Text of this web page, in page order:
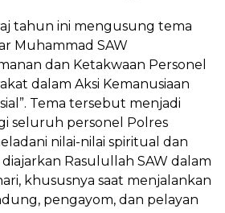
tahun ini mengusung tema
Muhammad SAW
dan Ketakwaan Personel
dalam Aksi Kemanusiaan
Tema tersebut menjadi
seluruh personel Polres
nilai-nilai spiritual dan
Rasulullah SAW dalam
khususnya saat menjalankan
pengayom, dan pelayan